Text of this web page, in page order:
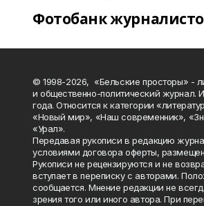
Фотобанк
© 1998-2026, «Бельские просторы» -
и общественно-политический журнал.
года. Относится к категории
«Новый мир», «Наш современник»,
«Урал».
Передавая рукописи в редакцию
условиями договора оферты,
Рукописи не рецензируются и не
вступает в переписку с авторами.
сообщается. Мнение редакции не
зрения того или иного автора. При